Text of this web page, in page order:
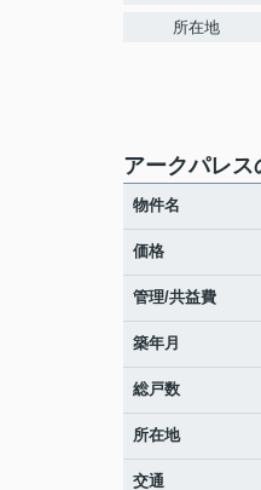
所在地
アークパレス
物件名
価格
管理/共益費
築年月
総戸数
所在地
交通